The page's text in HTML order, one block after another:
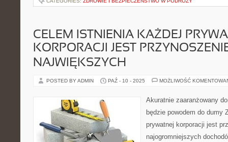
CELEM ISTNIENIA KAŻDEJ
KORPORACJI JEST
NAJWIĘKSZYCH
POSTED BY ADMIN PAŹ - 10 - 2025 MOŻLIWOŚĆ
Akuratnie zaaranżowany
będzie powodem do dumy
prywatnej korporacji jest
najogromniejszych